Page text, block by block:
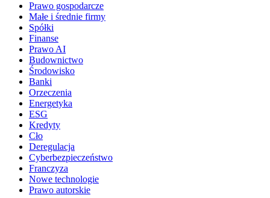
Prawo gospodarcze
Małe i średnie firmy
Spółki
Finanse
Prawo AI
Budownictwo
Środowisko
Banki
Orzeczenia
Energetyka
ESG
Kredyty
Cło
Deregulacja
Cyberbezpieczeństwo
Franczyza
Nowe technologie
Prawo autorskie